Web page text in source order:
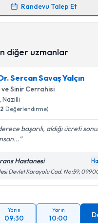
işlenmesini kabul ediyorum.
Takvim Talebini Gönder
Randevu Talep Et
Takvimi Talebi
bu uzmandan randevu
verilerimin işlenmesine ilişkin
okudum ve kişisel verilerimin
diğer uzmanlar
Sercan Savaş Yalçın
ve Sinir Cerrahisi
, Nazilli
Değerlendirme)
başarılı, aldığı ücreti
Hastanesi
Devlet Karayolu Cad. No:59,
Yarın
09:30
Yarın
10:00